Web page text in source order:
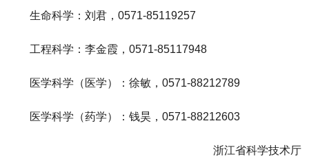
生命科学：刘君，0571-85119257
工程科学：李金霞，0571-85117948
医学科学（医学）：徐敏，0571-88212789
医学科学（药学）：钱昊，0571-88212603
浙江省科学技术厅